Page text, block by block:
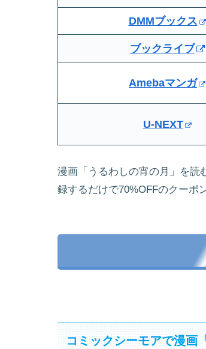
DMMブックス
ブックライブ
Amebaマンガ
U-NEXT
漫画「うるわしの宵の月」を読
録するだけで70%OFFのクーポ
コミックシーモアで漫画